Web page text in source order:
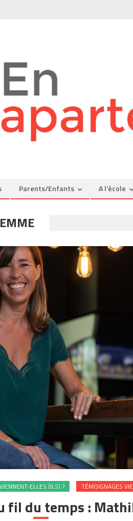
Parents/Enfants A l’école
ELLES (ILS) ? TÉMOIGNAGES
fil du temps :